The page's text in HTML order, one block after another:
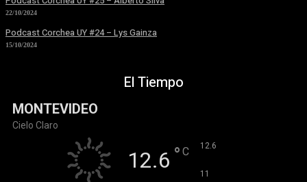
22/10/2024
Podcast Corchea UY #24 – Lys Gainza
15/10/2024
El Tiempo
MONTEVIDEO
Cielo Claro
12.6 ° C 12.6
11